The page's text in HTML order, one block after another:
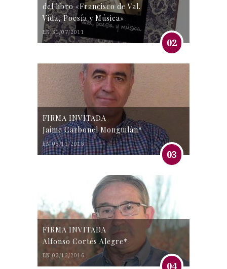
del libro «Francisco de Val.
Vida, Poesía y Música»
EN 31/07/2011
02
FIRMA INVITADA
Jaime Carbonel Monguilán*
EN 05/11/2016
03
FIRMA INVITADA
Alfonso Cortés Alegre*
EN 03/12/2016
04